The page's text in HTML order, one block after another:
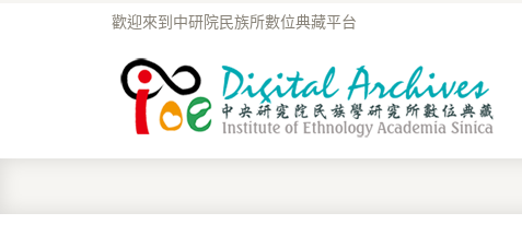
歡迎來到中研院民族所數位典藏平台